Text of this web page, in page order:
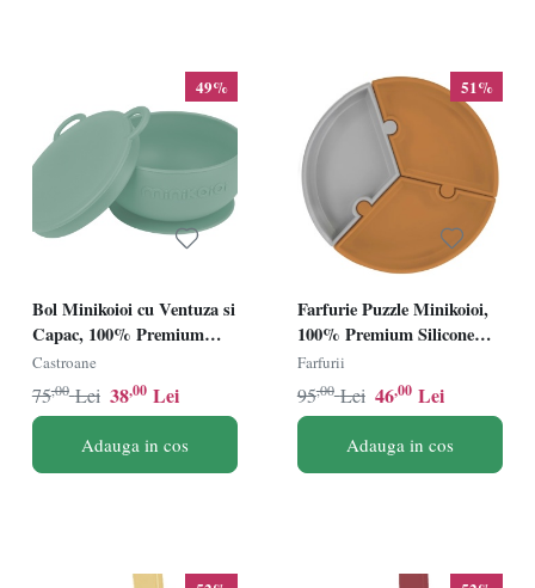
49%
Bol Minikoioi cu Ventuza si
Capac, 100% Premium
Silicone â€“ River Green
Castroane
38,00 Lei
75,00 Lei
Adauga in cos
51%
Farfurie Puzzle Minikoioi,
100% Premium Silicone
â€“ Woody Brown/Powder
Grey
Farfurii
46,00 Lei
95,00 Lei
Adauga in cos